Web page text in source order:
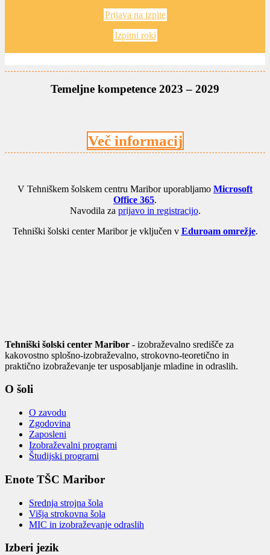
Prijava na izpite
Izpitni roki
Temeljne kompetence 2023 – 2029
Več informacij
V Tehniškem šolskem centru Maribor uporabljamo Microsoft
Office 365.
Navodila za prijavo in registracijo.
Tehniški šolski center Maribor je vključen v Eduroam omrežje.
Tehniški šolski center Maribor - izobraževalno središče za
kakovostno splošno-izobraževalno, strokovno-teoretično in
praktično izobraževanje ter usposabljanje mladine in odraslih.
O šoli
O zavodu
Zgodovina
Zaposleni
Izobraževalni programi
Študijski programi
Enote TŠC Maribor
Srednja strojna šola
Višja strokovna šola
MIC in izobraževanje odraslih
Izberi jezik